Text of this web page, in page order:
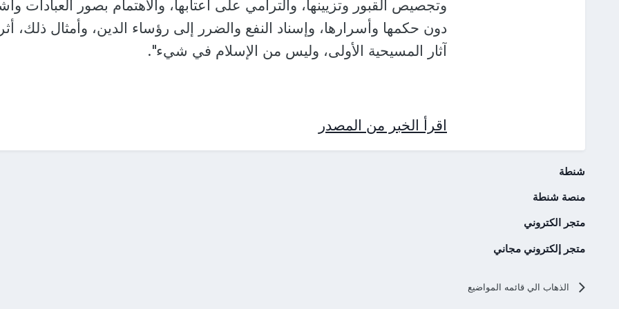
وتجصيص القبور وتزيينها، والترامي على أعتابها، والاهتمام بصور العبادات
دون حكمها وأسرارها، وإسناد النفع والضرر إلى رؤساء الدين، وأمثال ذلك،
آثار المسيحية الأولى، وليس من الإسلام في شيء".
اقرأ الخبر من المصدر
شنطة
منصة شنطة
متجر الكتروني
متجر إلكتروني مجاني
الذهاب الي قائمه المواضيع